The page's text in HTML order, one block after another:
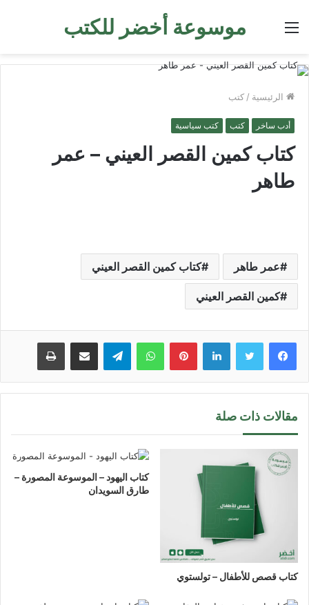
موسوعة أخضر للكتب القائمة
الرئيسية / كتب
أدب ساخر كتب كتب سياسية
كتاب كمين القصر العيني – عمر
طاهر
عمر طاهر كتاب كمين القصر العيني
كمين القصر العيني
لينكدإن بينتيريستواتساب تيلقرام مشاركة عبر البريد طباعة
مقالات ذات صلة
كتاب قصص للأطفال – تولستوي
كتاب اليهود – الموسوعة المصورة –
طارق السويدان